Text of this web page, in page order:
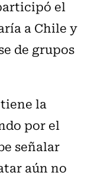
el
a Chile y
de grupos
la
por el
señalar
aún no